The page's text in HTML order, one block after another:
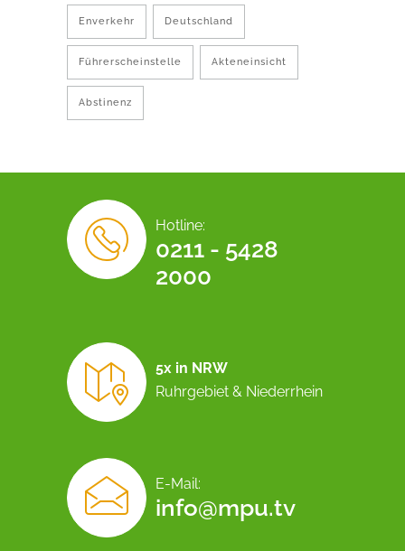
Enverkehr Deutschland
Führerscheinstelle Akteneinsicht
Abstinenz
Hotline:
0211 - 5428
2000
5x in NRW
Ruhrgebiet & Niederrhein
E-Mail:
info@mpu.tv